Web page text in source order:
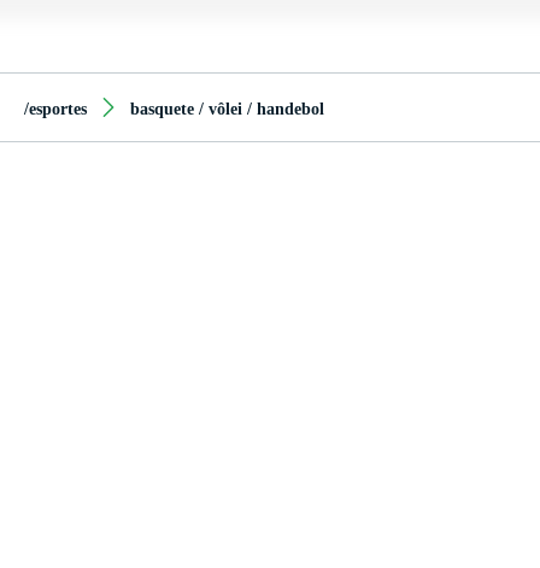
/esportes basquete / vôlei / handebol